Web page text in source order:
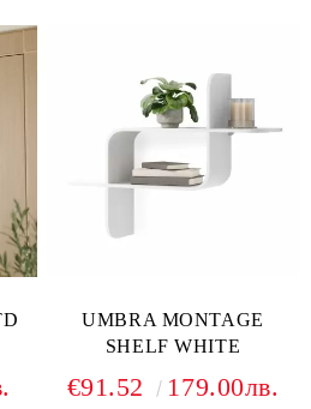
UMBRA MONTAGE
SHELF WHITE
€91.52 179.00лв.